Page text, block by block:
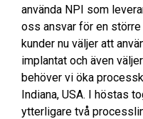
använda NPI som
oss ansvar för en större
kunder nu väljer att
implantat och även
behöver vi öka
Indiana, USA. I höstas
ytterligare två